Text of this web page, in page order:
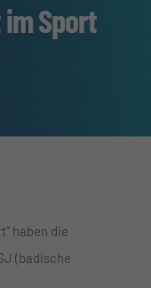
Sport
haben die
(badische